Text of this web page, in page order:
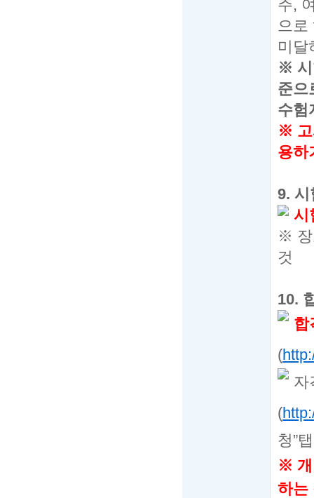
주,
으로
미달
※
준으
수험
※
용하
9. 시
시
※
것
10.
합
(
자
(
청”
※
하는